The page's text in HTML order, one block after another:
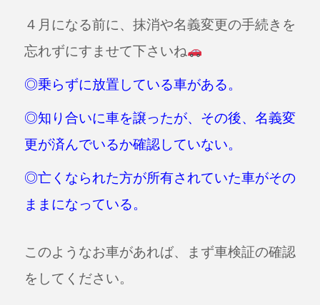
o
k
４月になる前に、抹消や名義変更の手続きを
忘れずにすませて下さいね
◎乗らずに放置している車がある。
◎知り合いに車を譲ったが、その後、名義変
更が済んでいるか確認していない。
◎亡くなられた方が所有されていた車がその
ままになっている。
このようなお車があれば、まず車検証の確認
をしてください。